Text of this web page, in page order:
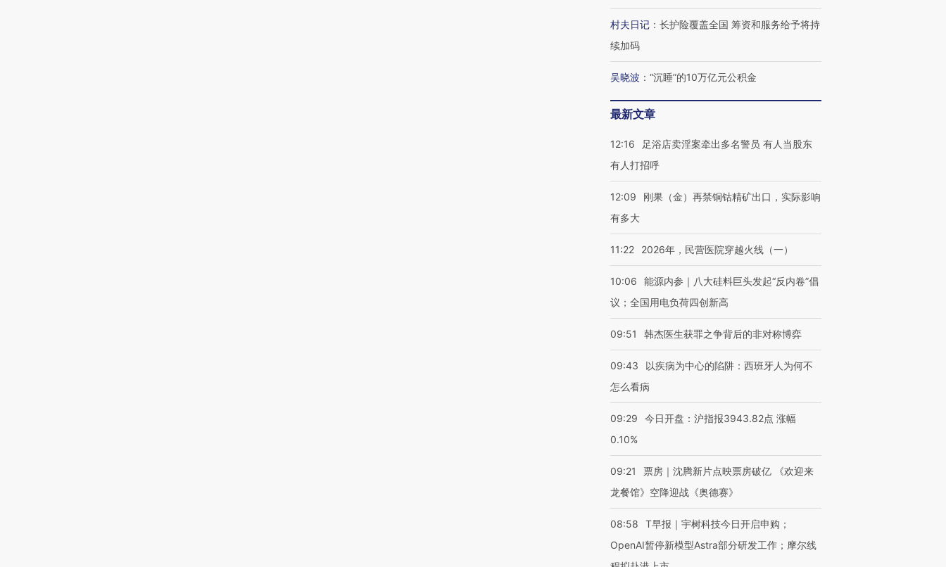
村夫日记 ： 长护险覆盖全国 筹资和服务给予将持
续加码
吴晓波 ： “沉睡”的10万亿元公积金
最新文章
12:16
足浴店卖淫案牵出多名警员 有人当股东
有人打招呼
12:09
刚果（金）再禁铜钴精矿出口，实际影响
有多大
11:22 2026年，民营医院穿越火线（一）
10:06
能源内参｜八大硅料巨头发起“反内卷”倡
议；全国用电负荷四创新高
09:51 韩杰医生获罪之争背后的非对称博弈
09:43
以疾病为中心的陷阱：西班牙人为何不
怎么看病
09:29
今日开盘：沪指报3943.82点 涨幅
0.10%
09:21
票房｜沈腾新片点映票房破亿 《欢迎来
龙餐馆》空降迎战《奥德赛》
08:58
T早报｜宇树科技今日开启申购；
OpenAI暂停新模型Astra部分研发工作；摩尔线